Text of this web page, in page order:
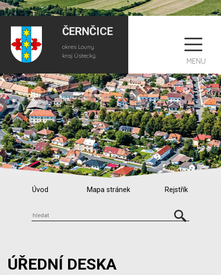
ČERNČICE
okres Louny
kraj Ústecký
MENU
Úvod Mapa stránek Rejstřík
ÚŘEDNÍ DESKA